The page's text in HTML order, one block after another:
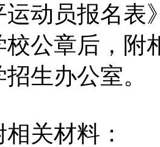
运动员报名表
校公章后，附
生办公室。
材料：